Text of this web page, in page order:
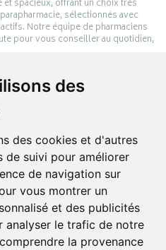
des
des cookies et d'autres
de suivi pour améliorer
de navigation sur
vous montrer un
et des publicités
analyser le trafic de notre
la provenance
spacieux, offrant un choix très
sélectionnés avec
Notre équipe de pharmaciens
pour vous conseiller au quotidien,
digital de la pharmacie
– Rang-du-Fliers.
en ligne parmi des milliers de
en ligne et choisissez le retrait
en toute simplicité.